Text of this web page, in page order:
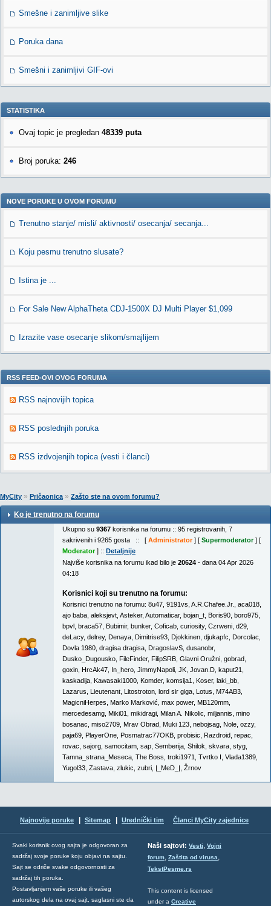
Smešne i zanimljive slike
Poruka dana
Smešni i zanimljivi GIF-ovi
STATISTIKA
Ovaj topic je pregledan 48339 puta
Broj poruka: 246
NOVE PORUKE U OVOM FORUMU
Trenutno stanje/ misli/ aktivnosti/ osecanja/ secanja...
Koju pesmu trenutno slusate?
Istina je ...
For Sale New AlphaTheta CDJ-1500X DJ Multi Player $1,099
Izrazite vase osecanje slikom/smajlijem
RSS FEED-OVI OVOG FORUMA
RSS najnovijih topica
RSS poslednjih poruka
RSS izdvojenjih topica (vesti i članci)
MyCity » Pričaonica» Zašto ste na ovom forumu?
Ko je trenutno na forumu
Ukupno su 9367 korisnika na forumu :: 95 registrovanih, 7
sakrivenih i 9265 gosta :: [ Administrator] [ Supermoderator] [
Moderator] :: Detaljnije
Najviše korisnika na forumu ikad bilo je 20624 - dana 04 Apr 2026
04:18
Korisnici koji su trenutno na forumu:
Korisnici trenutno na forumu: 8u47 9191vs A.R.Chafee.Jr. aca018
ajo baba aleksjevt Asteker, Automaticar, bojan_t Boris90 boro975
bpvl braca57 Bubimir, bunker, Coficab curiosity, Czrweni d29
deLacy, delrey, Denaya Dimitrise93 Djokkinen djukapfc Dorcolac
Dovla 1980 dragisa dragisa DragoslavS dusanobr,
Dusko_Dugousko FileFinder, FilipSRB Glavni Oružni gobrad
goxin HrcAk47 In_hero JimmyNapoli JK Jovan.D kaput21
kaskadija Kawasaki1000 Komder, komsija1 Koser, laki_bb
Lazarus Lieutenant Litostroton lord sir giga Lotus M74AB3
MagicniHerpes Marko Marković max power, MB120mm
mercedesamg Miki01 mikidragi Milan A. Nikolic miljannis mino
bosanac miso2709 Mrav Obrad Muki 123 nebojsag Nole ozzy,
paja69 PlayerOne Posmatrac77OKB probisic Razdroid repac
rovac sajorg samocitam sap Semberija Shilok skvara styg
Tamna_strana_Meseca The Boss troki1971 Tvrtko I Vlada1389
Yugol33 Zastava zlukic zubri |_MeD_| Žrnov
Najnovije poruke Sitemap Urednički tim Članci MyCity zajednice
Svaki korisnik ovog sajta je odgovoran za
sadržaj svoje poruke koju objavi na sajtu.
Sajt se odriče svake odgovornosti za
sadržaj tih poruka.
Postavljanjem vaše poruke ili vašeg
autorskog dela na ovaj sajt, saglasni ste da
Naši sajtovi: Vesti, Vojni
forum, Zaštita od virusa,
TekstPesme.rs
This content is licensed
under a Creative